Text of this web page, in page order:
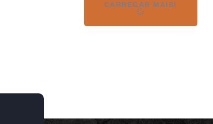
CARREGAR MAIS!